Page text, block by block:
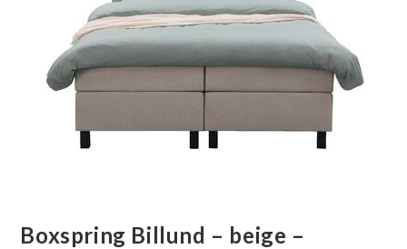
Boxspring Billund – beige –